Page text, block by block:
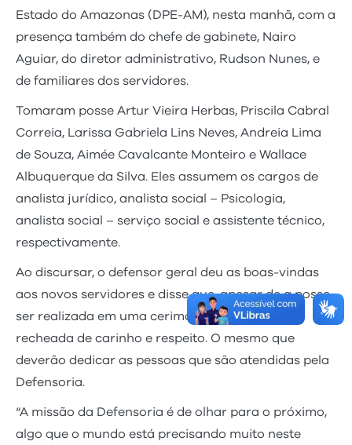
Estado do Amazonas (DPE-AM), nesta manhã, com a
presença também do chefe de gabinete, Nairo
Aguiar, do diretor administrativo, Rudson Nunes, e
de familiares dos servidores.
Tomaram posse Artur Vieira Herbas, Priscila Cabral
Correia, Larissa Gabriela Lins Neves, Andreia Lima
de Souza, Aimée Cavalcante Monteiro e Wallace
Albuquerque da Silva. Eles assumem os cargos de
analista jurídico, analista social – Psicologia,
analista social – serviço social e assistente técnico,
respectivamente.
Ao discursar, o defensor geral deu as boas-vindas
aos novos servidores e disse que, apesar de a posse
ser realizada em uma cerimônia simples, esta é
recheada de carinho e respeito. O mesmo que
deverão dedicar as pessoas que são atendidas pela
Defensoria.
“A missão da Defensoria é de olhar para o próximo,
algo que o mundo está precisando muito neste